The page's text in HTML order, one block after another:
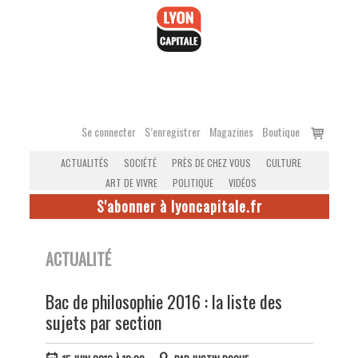
Se connecter S’enregistrer Magazines Boutique
Voir
ACTUALITÉS SOCIÉTÉ PRÈS DE CHEZ VOUS
CULTURE
ART DE VIVRE
POLITIQUE VIDÉOS
S'abonner à lyoncapitale.fr
ACTUALITÉ
Bac de philosophie 2016 : la liste des
sujets par section